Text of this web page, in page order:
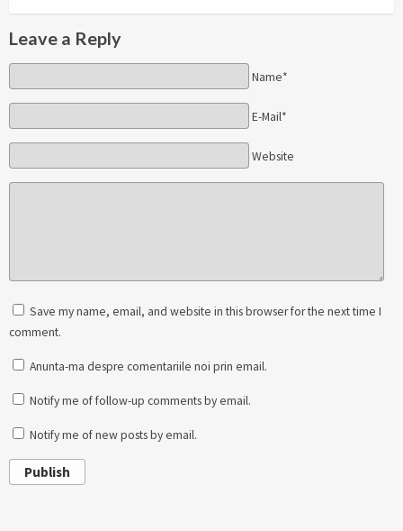
Leave a Reply
Name*
E-Mail*
Website
Save my name, email, and website in this browser for the next time I
comment.
Anunta-ma despre comentariile noi prin email.
Notify me of follow-up comments by email.
Notify me of new posts by email.
Publish